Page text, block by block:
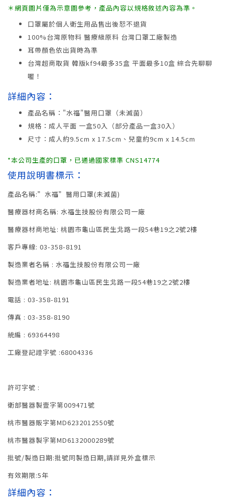
＊網頁圖片僅為示意圖參考，產品內容以規格敘述內容為準。
口罩屬於個人衛生用品售出後恕不退貨
100%台灣原物料 醫療級原料 台灣口罩工廠製造
耳帶顏色依出貨時為準
台灣超商取貨 韓版kf94最多35盒 平面最多10盒 綜合先聊聊
喔！
詳細內容：
產品名稱："水福"醫用口罩（未滅菌）
規格：成人平面 一盒50入（部分產品一盒30入）
尺寸：成人約9.5cm x 17.5cm、兒童約9cm x 14.5cm
*本公司生產的口罩，已通過國家標準 CNS14774
使用說明書標示：
產品名稱:”水福”醫用口罩(未滅菌)
醫療器材商名稱: 水福生技股份有限公司一廠
醫療器材商地址: 桃園市龜山區民生北路一段54巷19之2號2樓
客戶專線: 03-358-8191
製造業者名稱 : 水福生技股份有限公司一廠
製造業者地址: 桃園市龜山區民生北路一段54巷19之2號2樓
電話 : 03-358-8191
傳真 : 03-358-8190
統編 : 69364498
工廠登記證字號 :68004336
許可字號 :
衛部醫器製壹字第009471號
桃市醫器販字第MD6232012550號
桃市醫器製字第MD6132000289號
批號/製造日期:批號同製造日期,請詳見外盒標示
有效期限:5年
詳細內容：